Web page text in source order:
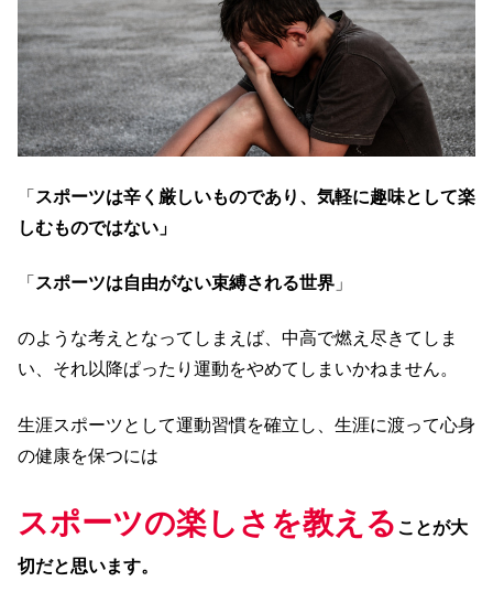
「 スポーツは辛く厳しいものであり、気軽に趣味として楽
しむものではない」
「 スポーツは自由がない束縛される世界 」
のような考えとなってしまえば、中高で燃え尽きてしま
い、それ以降ぱったり運動をやめてしまいかねません。
生涯スポーツとして運動習慣を確立し、生涯に渡って心身
の健康を保つには
スポーツの楽しさを教える ことが大
切だと思います。